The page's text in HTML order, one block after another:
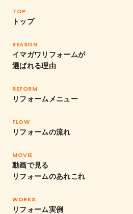
TOP
トップ
REASON
イマガワリフォームが
選ばれる理由
REFORM
リフォームメニュー
FLOW
リフォームの流れ
MOVIE
動画で見る
リフォームのあれこれ
WORKS
リフォーム実例